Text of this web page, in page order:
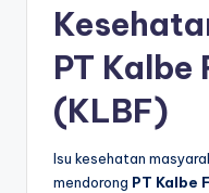
PT Kalbe
(KLBF)
Isu kesehatan
mendorong PT Kalbe